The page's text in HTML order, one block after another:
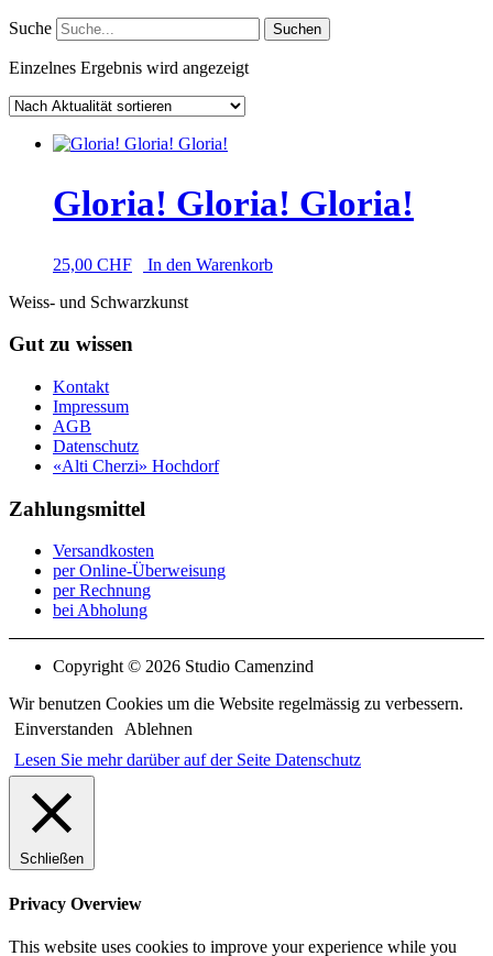
Suche
Einzelnes Ergebnis wird angezeigt
Gloria! Gloria! Gloria!
25,00 CHF
In den Warenkorb
Weiss- und Schwarzkunst
Gut zu wissen
Kontakt
Impressum
AGB
Datenschutz
«Alti Cherzi» Hochdorf
Zahlungsmittel
Versandkosten
per Online-Überweisung
per Rechnung
bei Abholung
Copyright © 2026 Studio Camenzind
Wir benutzen Cookies um die Website regelmässig zu verbessern.
Einverstanden Ablehnen
Lesen Sie mehr darüber auf der Seite Datenschutz
Schließen
Privacy Overview
This website uses cookies to improve your experience while you